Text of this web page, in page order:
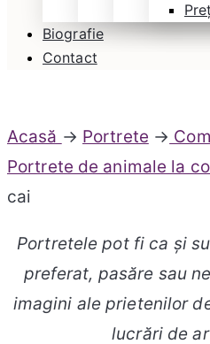
Biografie
Contact
Acasă → Portrete →
Portrete de animale la
cai
Portretele pot fi ca și
preferat, pasăre sau
imagini ale prietenilor
lucrări de